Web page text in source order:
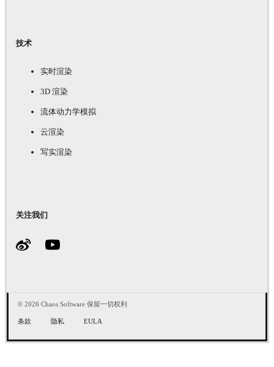
技术
实时渲染
3D 渲染
流体动力学模拟
云渲染
写实渲染
关注我们
© 2026 Chaos Software 保留一切权利
条款 隐私 EULA